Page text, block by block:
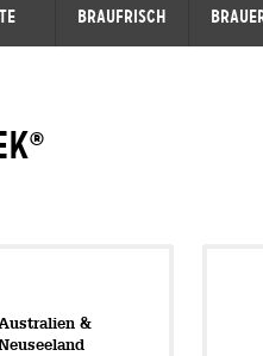
Braufrisch
®
Australien &